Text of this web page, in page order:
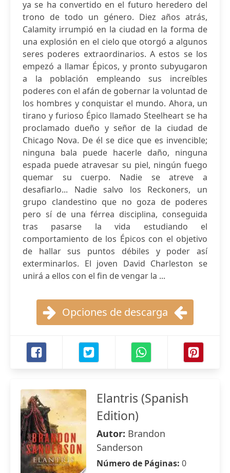
ya se ha convertido en el futuro heredero del
trono de todo un género. Diez años atrás,
Calamity irrumpió en la ciudad en la forma de
una explosión en el cielo que otorgó a algunos
seres poderes extraordinarios. A estos se los
empezó a llamar Épicos, y pronto subyugaron
a la población empleando sus increíbles
poderes con el afán de gobernar la voluntad de
los hombres y conquistar el mundo. Ahora, un
tirano y furioso Épico llamado Steelheart se ha
proclamado dueño y señor de la ciudad de
Chicago Nova. De él se dice que es invencible;
ninguna bala puede hacerle daño, ninguna
espada puede atravesar su piel, ningún fuego
quemar su cuerpo. Nadie se atreve a
desafiarlo... Nadie salvo los Reckoners, un
grupo clandestino que no goza de poderes
pero sí de una férrea disciplina, conseguida
tras pasarse la vida estudiando el
comportamiento de los Épicos con el objetivo
de hallar sus puntos débiles y poder así
exterminarlos. El joven David Charleston se
unirá a ellos con el fin de vengar la ...
Opciones de descarga
Elantris (Spanish
Edition)
Autor: Brandon
Sanderson
Número de Páginas: 0